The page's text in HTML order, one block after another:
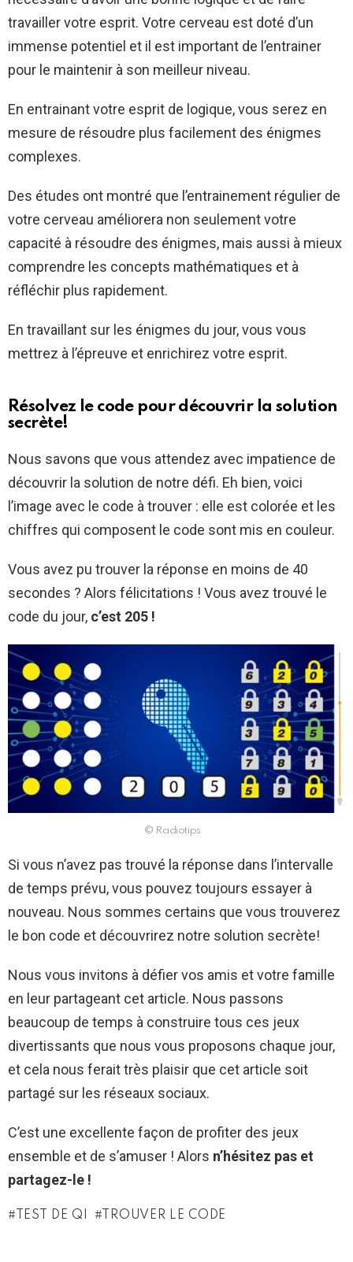
travailler votre esprit. Votre cerveau est doté d’un
immense potentiel et il est important de l’entrainer
pour le maintenir à son meilleur niveau.
En entrainant votre esprit de logique, vous serez en
mesure de résoudre plus facilement des énigmes
complexes.
Des études ont montré que l’entrainement régulier de
votre cerveau améliorera non seulement votre
capacité à résoudre des énigmes, mais aussi à mieux
comprendre les concepts mathématiques et à
réfléchir plus rapidement.
En travaillant sur les énigmes du jour, vous vous
mettrez à l’épreuve et enrichirez votre esprit.
Résolvez le code pour découvrir la solution
secrète!
Nous savons que vous attendez avec impatience de
découvrir la solution de notre défi. Eh bien, voici
l’image avec le code à trouver : elle est colorée et les
chiffres qui composent le code sont mis en couleur.
Vous avez pu trouver la réponse en moins de 40
secondes ? Alors félicitations ! Vous avez trouvé le
code du jour, c’est 205 !
© Radiotips
Si vous n’avez pas trouvé la réponse dans l’intervalle
de temps prévu, vous pouvez toujours essayer à
nouveau. Nous sommes certains que vous trouverez
le bon code et découvrirez notre solution secrète!
Nous vous invitons à défier vos amis et votre famille
en leur partageant cet article. Nous passons
beaucoup de temps à construire tous ces jeux
divertissants que nous vous proposons chaque jour,
et cela nous ferait très plaisir que cet article soit
partagé sur les réseaux sociaux.
C’est une excellente façon de profiter des jeux
ensemble et de s’amuser ! Alors n’hésitez pas et
partagez-le !
TEST DE QI TROUVER LE CODE